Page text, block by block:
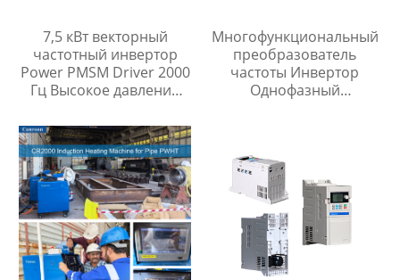
7,5 кВт векторный
частотный инвертор
Power PMSM Driver 2000
Гц Высокое давление
Многофункциональный
преобразователь
частоты Инвертор
Однофазный